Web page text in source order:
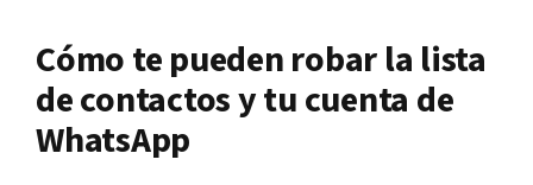
Cómo te pueden robar la lista
de contactos y tu cuenta de
WhatsApp